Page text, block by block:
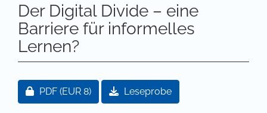
Der Digital Divide – eine
Barriere für informelles
Lernen?
Artikel-Sidebar
Zugang für Abonnent/innen oder durch Zahlung
PDF (EUR 8) Leseprobe